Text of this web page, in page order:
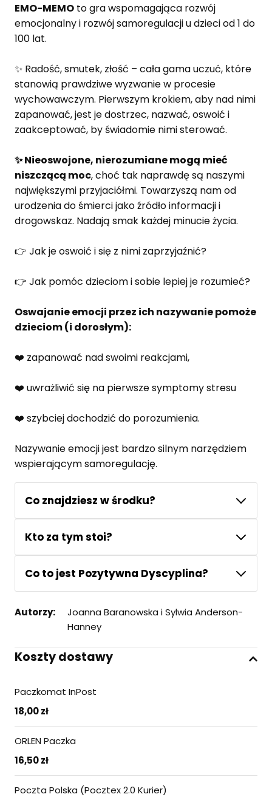
EMO-MEMO to gra wspomagająca rozwój
emocjonalny i rozwój samoregulacji u dzieci od 1 do
100 lat.
✨ Radość, smutek, złość – cała gama uczuć, które
stanowią prawdziwe wyzwanie w procesie
wychowawczym. Pierwszym krokiem, aby nad nimi
zapanować, jest je dostrzec, nazwać, oswoić i
zaakceptować, by świadomie nimi sterować.
✨ Nieoswojone, nierozumiane mogą mieć
niszczącą moc, choć tak naprawdę są naszymi
największymi przyjaciółmi. Towarzyszą nam od
urodzenia do śmierci jako źródło informacji i
drogowskaz. Nadają smak każdej minucie życia.
👉 Jak je oswoić i się z nimi zaprzyjaźnić?
👉 Jak pomóc dzieciom i sobie lepiej je rozumieć?
Oswajanie emocji przez ich nazywanie pomoże
dzieciom (i dorosłym):
❤️ zapanować nad swoimi reakcjami,
❤️ uwrażliwić się na pierwsze symptomy stresu
❤️ szybciej dochodzić do porozumienia.
Nazywanie emocji jest bardzo silnym narzędziem
wspierającym samoregulację.
Co znajdziesz w środku?
Kto za tym stoi?
Co to jest Pozytywna Dyscyplina?
Autorzy:
Joanna Baranowska i Sylwia Anderson-
Hanney
Koszty dostawy
Paczkomat InPost
18,00 zł
ORLEN Paczka
16,50 zł
Poczta Polska (Pocztex 2.0 Kurier)